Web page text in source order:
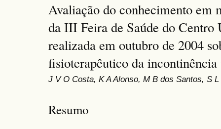
Avaliação do conhecimento em
da III Feira de Saúde do
realizada em outubro de 2004
fisioterapêutico da
J V O Costa, K A Alonso, M B dos Santos, S
Resumo